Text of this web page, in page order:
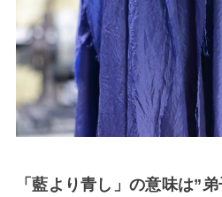
「藍より青し」の意味は”